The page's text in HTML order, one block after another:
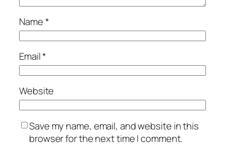
Name*
Email*
Website
Save my name, email, and website in this
browser for the next time I comment.